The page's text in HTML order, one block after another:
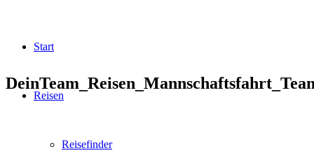
Start
Reisen
Reisefinder